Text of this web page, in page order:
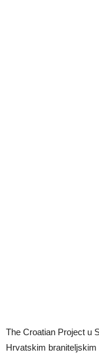
The Croatian Project u
Hrvatskim